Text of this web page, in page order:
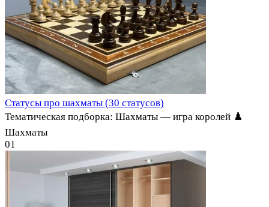
Статусы про шахматы (30 статусов)
Тематическая подборка: Шахматы — игра королей ♟️
Шахматы
01